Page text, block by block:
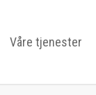
Våre tjenester